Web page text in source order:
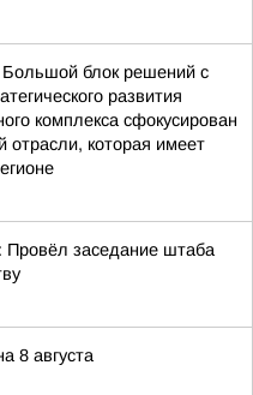
Большой блок решений с
развития
комплекса сфокусирован
отрасли, которая имеет
Провёл заседание штаба
8 августа